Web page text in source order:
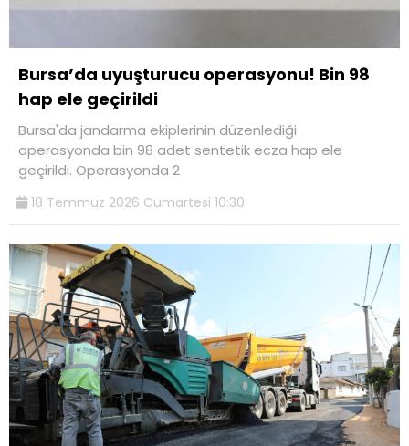
Bursa’da uyuşturucu operasyonu! Bin 98
hap ele geçirildi
Bursa'da jandarma ekiplerinin düzenlediği
operasyonda bin 98 adet sentetik ecza hap ele
geçirildi. Operasyonda 2
18 Temmuz 2026 Cumartesi 10:30